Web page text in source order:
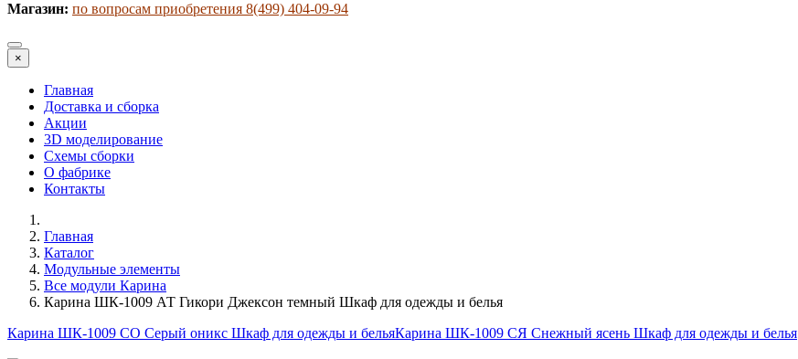
Магазин: по вопросам приобретения 8(499) 404-09-94
×
Главная
Доставка и сборка
Акции
3D моделирование
Схемы сборки
О фабрике
Контакты
Главная
Каталог
Модульные элементы
Все модули Карина
Карина ШК-1009 АТ Гикори Джексон темный Шкаф для одежды и белья
Карина ШК-1009 СО Серый оникс Шкаф для одежды и бельяКарина ШК-1009 СЯ Снежный ясень Шкаф для одежды и белья